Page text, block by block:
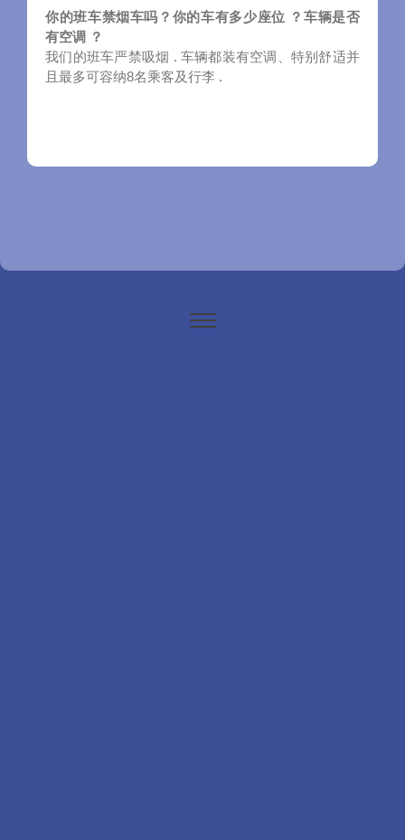
你的班车禁烟车吗？你的车有多少座位 ？车辆是否
有空调 ？
我们的班车严禁吸烟 . 车辆都装有空调、特别舒适并
且最多可容纳8名乘客及行李 .